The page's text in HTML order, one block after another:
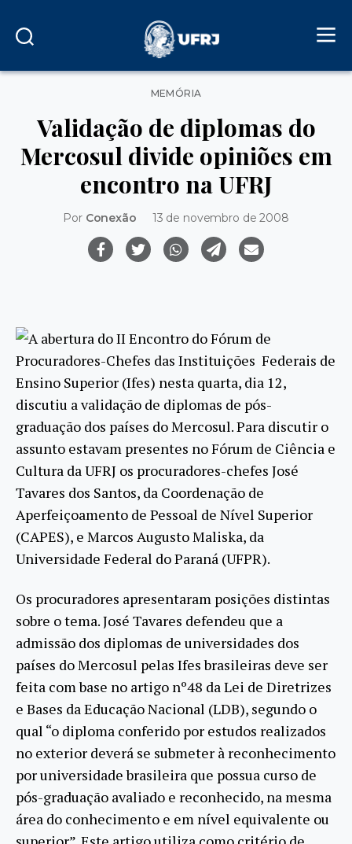
Categorias
MEMÓRIA
Validação de diplomas do
Mercosul divide opiniões em
encontro na UFRJ
Por Conexão 13 de novembro de 2008
A abertura do II Encontro do Fórum de
Procuradores-Chefes das Instituições Federais de
Ensino Superior (Ifes) nesta quarta, dia 12,
discutiu a validação de diplomas de pós-
graduação dos países do Mercosul. Para discutir o
assunto estavam presentes no Fórum de Ciência e
Cultura da UFRJ os procuradores-chefes José
Tavares dos Santos, da Coordenação de
Aperfeiçoamento de Pessoal de Nível Superior
(CAPES), e Marcos Augusto Maliska, da
Universidade Federal do Paraná (UFPR).
Os procuradores apresentaram posições distintas
sobre o tema. José Tavares defendeu que a
admissão dos diplomas de universidades dos
países do Mercosul pelas Ifes brasileiras deve ser
feita com base no artigo nº48 da Lei de Diretrizes
e Bases da Educação Nacional (LDB), segundo o
qual “o diploma conferido por estudos realizados
no exterior deverá se submeter à reconhecimento
por universidade brasileira que possua curso de
pós-graduação avaliado e reconhecido, na mesma
área do conhecimento e em nível equivalente ou